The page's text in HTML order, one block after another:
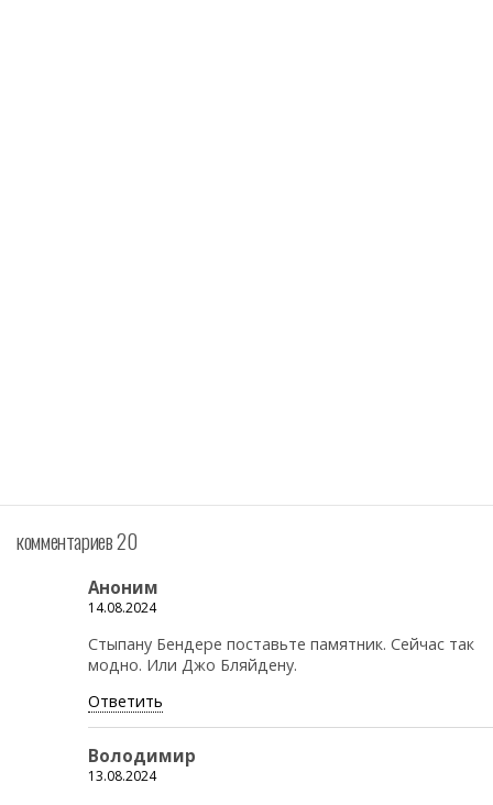
комментариев 20
Аноним
14.08.2024
Стыпану Бендере поставьте памятник. Сейчас так
модно. Или Джо Бляйдену.
Ответить
Володимир
13.08.2024